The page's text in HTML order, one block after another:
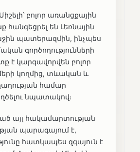
բոլոր առանցքային
հանգեցրել են Լեռնային
պատերազմին, ինչպես
գործողությունների
է կարգավորվեն բոլոր
կողմից, տևական և
համար
նպատակով։
այլ հակամարտության
պարագայում է,
հատկապես զգայուն է